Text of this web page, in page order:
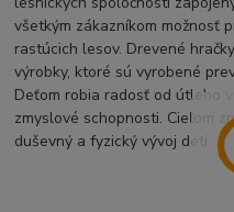
všetkým zákazníkom možnosť
rastúcich lesov. Drevené
výrobky, ktoré sú vyrobené
Deťom robia radosť od útleho
zmyslové schopnosti. Cieľom
duševný a fyzický vývoj detí.